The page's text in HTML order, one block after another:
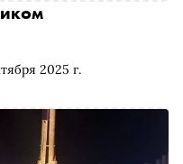
2025 г.